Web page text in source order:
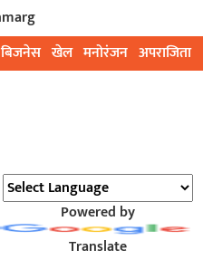
बिजनेस खेल मनोरंजन अपराजिता
Powered by
Translate